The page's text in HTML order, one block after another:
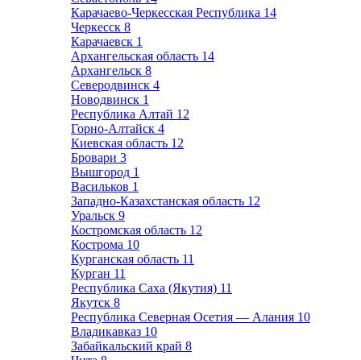
Карачаево-Черкесская Республика 14
Черкесск 8
Карачаевск 1
Архангельская область 14
Архангельск 8
Северодвинск 4
Новодвинск 1
Республика Алтай 12
Горно-Алтайск 4
Киевская область 12
Бровари 3
Вышгород 1
Васильков 1
Западно-Казахстанская область 12
Уральск 9
Костромская область 12
Кострома 10
Курганская область 11
Курган 11
Республика Саха (Якутия) 11
Якутск 8
Республика Северная Осетия — Алания 10
Владикавказ 10
Забайкальский край 8